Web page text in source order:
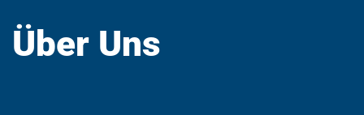
Über Uns